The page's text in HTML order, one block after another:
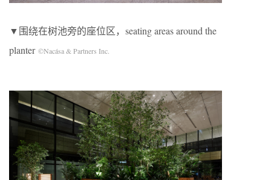
▼围绕在树池旁的座位区，seating areas around the
planter ©Nacása & Partners Inc.